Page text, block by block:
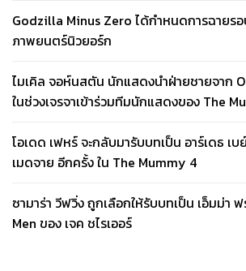
Godzilla Minus Zero ได้กำหนดการฉายร
ภาพยนตร์นิวยอร์ก
ไมเคิล จอห์นสตัน นักแสดงนำฝ่ายชายจาก
ในช่วงเจรจาเข้าร่วมทีมนักแสดงของ The
โอเดด เฟหร์ จะกลับมารับบทเป็น อาร์เดธ เ
เมดจาย อีกครั้ง ใน The Mummy 4
ซามาร่า วีฟวิ่ง ถูกเลือกให้รับบทเป็น เอ็มม่า
Men ของ เจค ชไรเออร์